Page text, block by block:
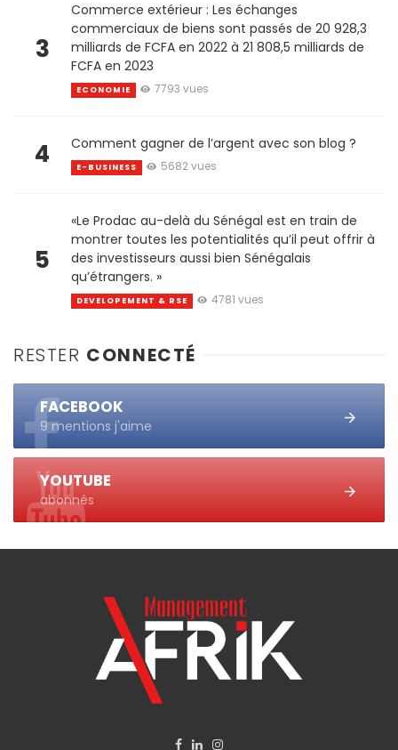
3
Commerce extérieur : Les échanges
commerciaux de biens sont passés de 20 928,3
milliards de FCFA en 2022 à 21 808,5 milliards de
FCFA en 2023
ECONOMIE 7793 vues
4 Comment gagner de l’argent avec son blog ?
E-BUSINESS 5682 vues
5
«Le Prodac au-delà du Sénégal est en train de
montrer toutes les potentialités qu’il peut offrir à
des investisseurs aussi bien Sénégalais
qu’étrangers. »
DEVELOPEMENT & RSE 4781 vues
RESTER CONNECTÉ
FACEBOOK
9 mentions j'aime
YOUTUBE
abonnés